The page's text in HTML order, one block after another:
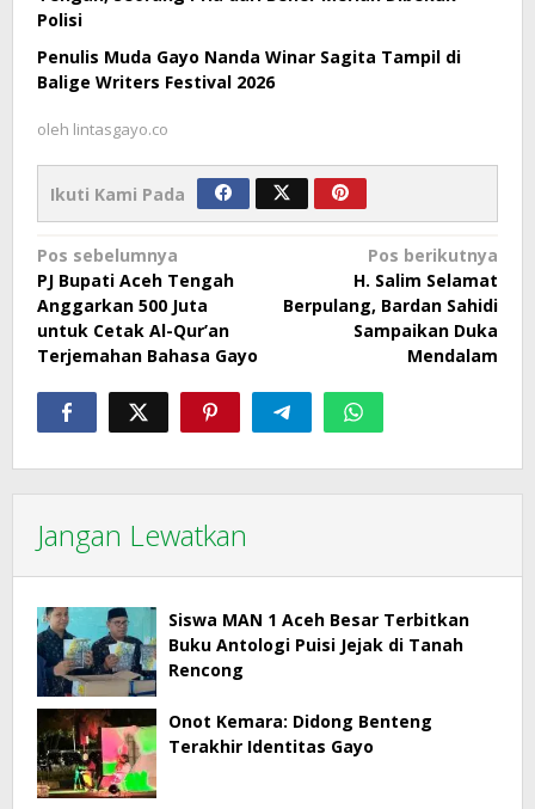
Polisi
Penulis Muda Gayo Nanda Winar Sagita Tampil di
Balige Writers Festival 2026
oleh lintasgayo.co
Ikuti Kami Pada
Navigasi
pos
Pos sebelumnya
PJ Bupati Aceh Tengah
Anggarkan 500 Juta
untuk Cetak Al-Qur’an
Terjemahan Bahasa Gayo
Pos berikutnya
H. Salim Selamat
Berpulang, Bardan Sahidi
Sampaikan Duka
Mendalam
Jangan Lewatkan
Siswa MAN 1 Aceh Besar Terbitkan
Buku Antologi Puisi Jejak di Tanah
Rencong
Onot Kemara: Didong Benteng
Terakhir Identitas Gayo